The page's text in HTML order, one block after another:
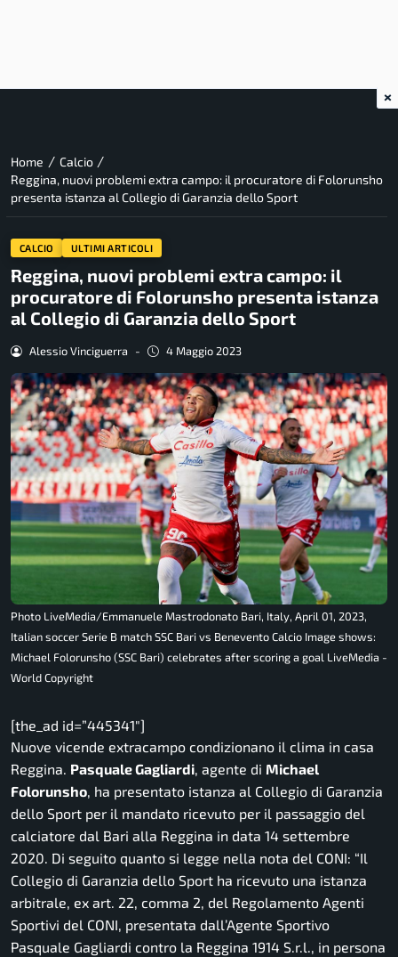
Home / Calcio /
Reggina, nuovi problemi extra campo: il procuratore di Folorunsho
presenta istanza al Collegio di Garanzia dello Sport
CALCIO ULTIMI ARTICOLI
Reggina, nuovi problemi extra campo: il
procuratore di Folorunsho presenta istanza
al Collegio di Garanzia dello Sport
Alessio Vinciguerra - 4 Maggio 2023
Photo LiveMedia/Emmanuele Mastrodonato Bari, Italy, April 01, 2023,
Italian soccer Serie B match SSC Bari vs Benevento Calcio Image shows:
Michael Folorunsho (SSC Bari) celebrates after scoring a goal LiveMedia -
World Copyright
[the_ad id=”445341″]
Nuove vicende extracampo condizionano il clima in casa
Reggina. Pasquale Gagliardi, agente di Michael
Folorunsho, ha presentato istanza al Collegio di Garanzia
dello Sport per il mandato ricevuto per il passaggio del
calciatore dal Bari alla Reggina in data 14 settembre
2020. Di seguito quanto si legge nella nota del CONI: “Il
Collegio di Garanzia dello Sport ha ricevuto una istanza
arbitrale, ex art. 22, comma 2, del Regolamento Agenti
Sportivi del CONI, presentata dall’Agente Sportivo
Pasquale Gagliardi contro la Reggina 1914 S.r.l., in persona
×